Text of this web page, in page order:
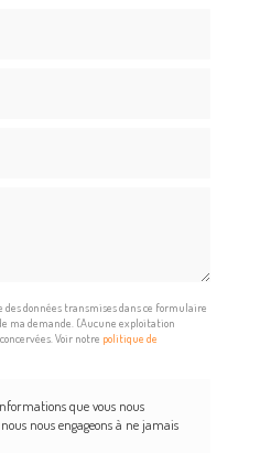
données transmises dans ce formulaire
ma demande. (Aucune exploitation
Voir notre politique de
que vous nous
nous engageons à ne jamais